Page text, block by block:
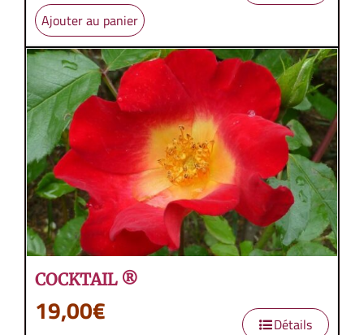
Ajouter au panier
COCKTAIL ®
19,00€ Détails